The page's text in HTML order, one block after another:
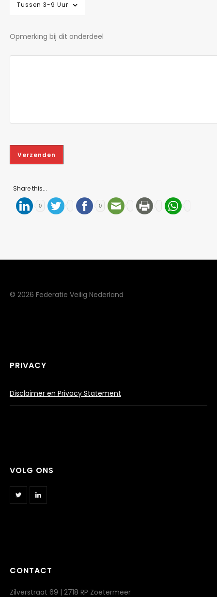
Tussen 3-9 Uur
Opmerking bij dit onderdeel
Share this...
0 0
© 2026 Federatie Veilig Nederland
PRIVACY
Disclaimer en Privacy Statement
VOLG ONS
CONTACT
Zilverstraat 69 | 2718 RP Zoetermeer